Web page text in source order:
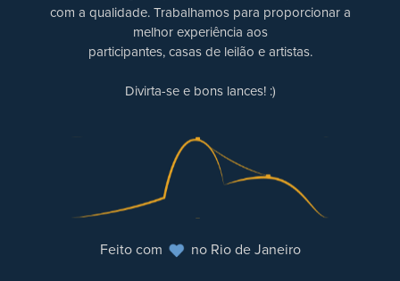
com a qualidade. Trabalhamos para proporcionar a
melhor experiência aos
participantes, casas de leilão e artistas.
Divirta-se e bons lances! :)
Feito com no Rio de Janeiro